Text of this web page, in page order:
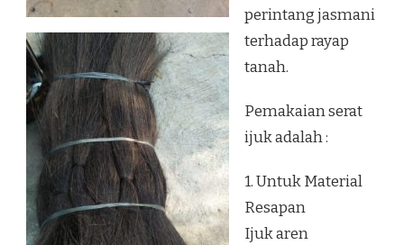
perintang jasmani
terhadap rayap
tanah.
Pemakaian serat
ijuk adalah :
1. Untuk Material
Resapan
Ijuk aren